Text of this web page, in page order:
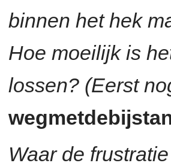
binnen het hek
Hoe moeilijk is
lossen? (Eerst
Waar de